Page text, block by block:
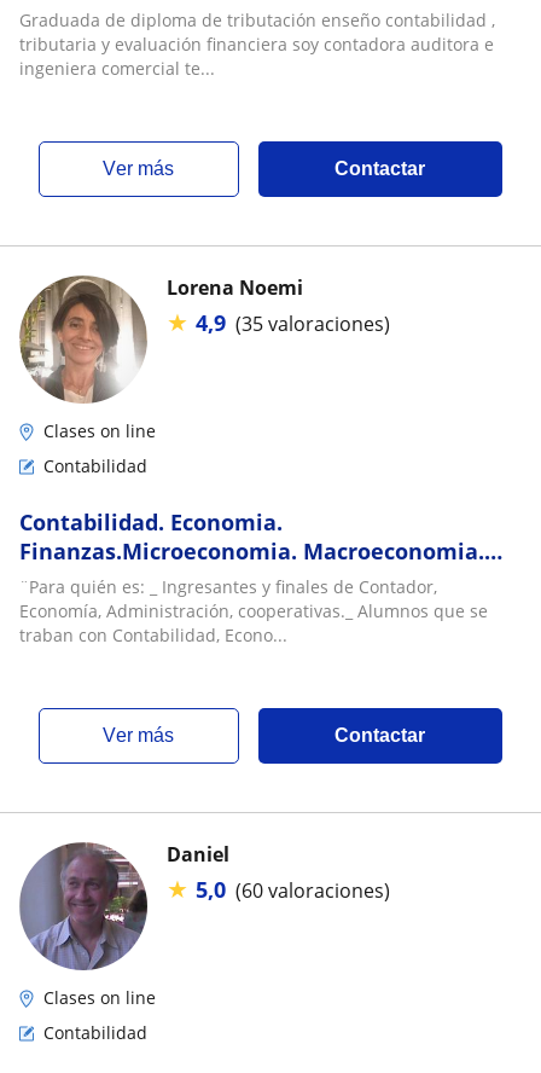
Graduada de diploma de tributación enseño contabilidad ,
tributaria y evaluación financiera soy contadora auditora e
ingeniera comercial te...
ver más Contactar
Lorena Noemi
★ 4,9 (35 valoraciones)
Clases on line
Contabilidad
Contabilidad. Economia.
Finanzas.Microeconomia. Macroeconomia.
CBC económicas . Práctica de finales
¨Para quién es: _ Ingresantes y finales de Contador,
Economía, Administración, cooperativas._ Alumnos que se
traban con Contabilidad, Econo...
ver más Contactar
Daniel
★ 5,0 (60 valoraciones)
Clases on line
Contabilidad